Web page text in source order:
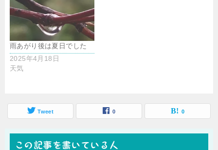
雨あがり後は夏日でした
2025年4月18日
天気
Tweet 0 0
この記事を書いている人